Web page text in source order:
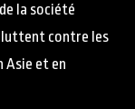
la société
luttent contre les
Asie et en